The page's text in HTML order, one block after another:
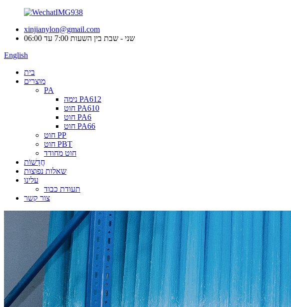
xinjianylon@gmail.com
שני - שבת בין השעות 7:00 עד 06:00
English
בית
מוצרים
PA
נימה PA612
חוט PA610
חוט PA6
חוט PA66
חוט PP
חוט PBT
חוט מחודד
חֲדָשׁוֹת
שאלות נפוצות
עלינו
תעודת כבוד
צור קשר